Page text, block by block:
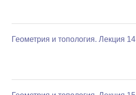
Геометрия и топология. Лекция 14